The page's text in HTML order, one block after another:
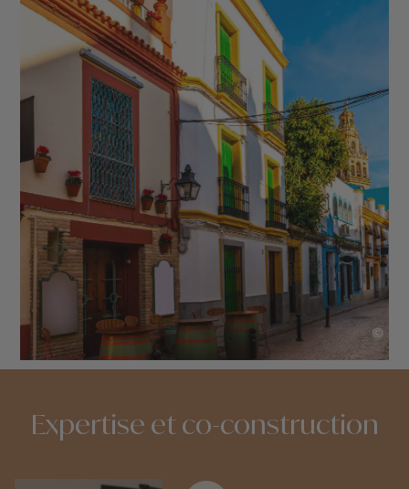
©
Expertise et co-construction